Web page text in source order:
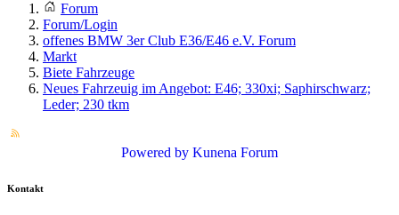
Forum
Forum/Login
offenes BMW 3er Club E36/E46 e.V. Forum
Markt
Biete Fahrzeuge
Neues Fahrzeuig im Angebot: E46; 330xi; Saphirschwarz;
Leder; 230 tkm
Powered by Kunena Forum
Kontakt